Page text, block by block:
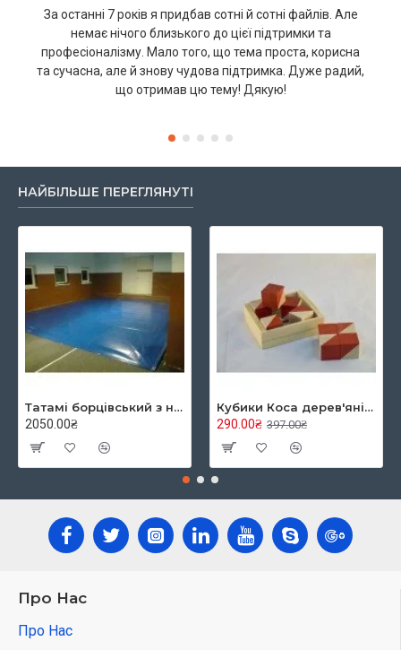
За останні 7 років я придбав сотні й сотні файлів. Але
немає нічого близького до цієї підтримки та
професіоналізму. Мало того, що тема проста, корисна
та сучасна, але й знову чудова підтримка. Дуже радий,
що отримав цю тему! Дякую!
НАЙБІЛЬШЕ ПЕРЕГЛЯНУТІ
Татамі борцівський з накидкою кв.м, TIA-SPORT
2050.00₴
Кубики Коса дерев'яні в коробці
290.00₴ 397.00₴
Про Нас
Про Нас